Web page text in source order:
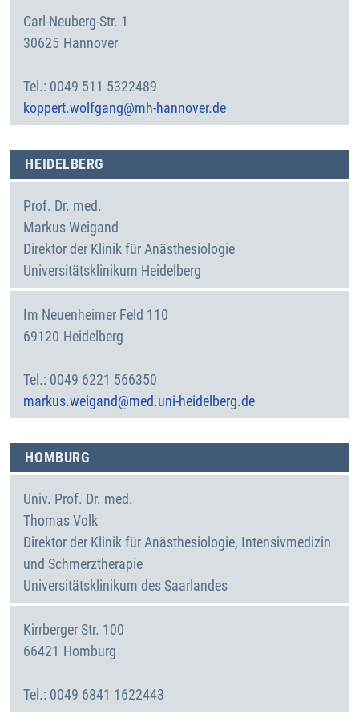
Carl-Neuberg-Str. 1
30625 Hannover
0049 511 5322489
koppert.wolfgang@mh-hannover.de
HEIDELBERG
Prof. Dr. med.
Markus Weigand
Direktor der Klinik für Anästhesiologie
Universitätsklinikum Heidelberg
Im Neuenheimer Feld 110
69120 Heidelberg
0049 6221 566350
markus.weigand@med.uni-heidelberg.de
HOMBURG
Univ. Prof. Dr. med.
Thomas Volk
Direktor der Klinik für Anästhesiologie, Intensivmedizin
und Schmerztherapie
Universitätsklinikum des Saarlandes
Kirrberger Str. 100
66421 Homburg
0049 6841 1622443